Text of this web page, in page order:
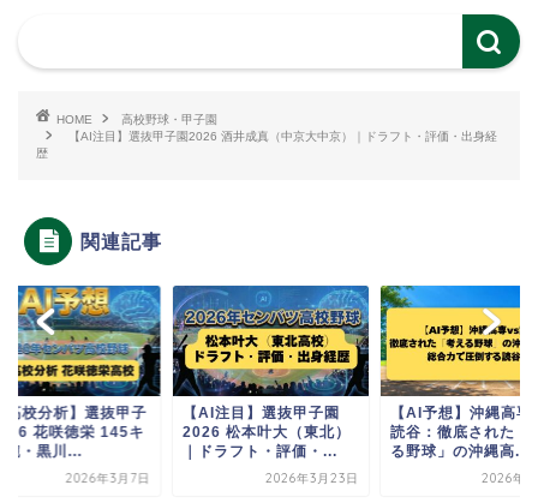
HOME
高校野球・甲子園
【AI注目】選抜甲子園2026 酒井成真（中京大中京）｜ドラフト・評価・出身経
歴
関連記事
高校分析】選抜甲子
花咲徳栄 145キ
腕・黒川...
2026年3月7日
【AI注目】選抜甲子園
2026 松本叶大（東北）
｜ドラフト・評価・...
2026年3月23日
【AI予想】沖縄高
読谷：徹底された「
る野球」の沖縄高...
2026年6